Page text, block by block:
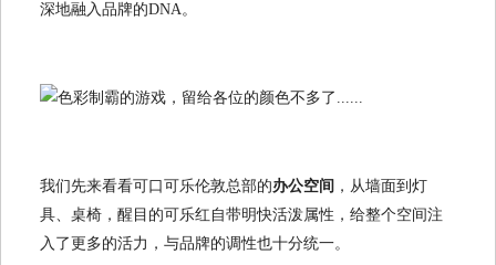
深地融入品牌的DNA。
我们先来看看可口可乐伦敦总部的办公空间 ，从墙面到灯
具、桌椅，醒目的可乐红自带明快活泼属性，给整个空间注
入了更多的活力，与品牌的调性也十分统一。